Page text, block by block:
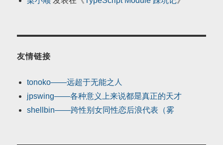
友情链接
tonoko——远超于无能之人
jpswing——各种意义上来说都是真正的天才
shellbin——跨性别女同性恋后浪代表（雾